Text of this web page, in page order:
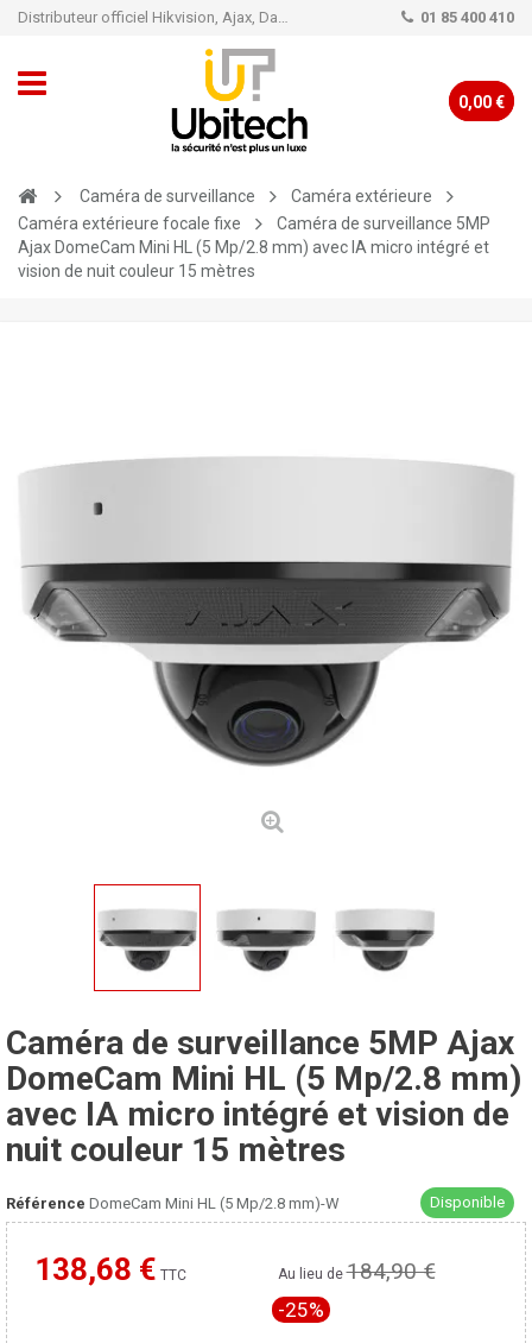
Distributeur officiel Hikvision, Ajax, Dahua, TP-Link - Caméra de vidéo surveillance - Alarme 01 85 400 410
0,00 €
Caméra de surveillance
Caméra extérieure
Caméra extérieure focale fixe
Caméra de surveillance 5MP
Ajax DomeCam Mini HL (5 Mp/2.8 mm) avec IA micro intégré et
vision de nuit couleur 15 mètres
Caméra de surveillance 5MP Ajax
DomeCam Mini HL (5 Mp/2.8 mm)
avec IA micro intégré et vision de
nuit couleur 15 mètres
Référence DomeCam Mini HL (5 Mp/2.8 mm)-W Disponible
138,68 € TTC
Moins cher ailleurs ? Au lieu de184,90 €
-25%